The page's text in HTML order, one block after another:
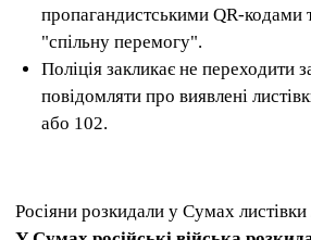
пропагандистськими QR-кодами
"спільну перемогу".
Поліція закликає не переходити
повідомляти про виявлені
або 102.
Росіяни розкидали у Сумах